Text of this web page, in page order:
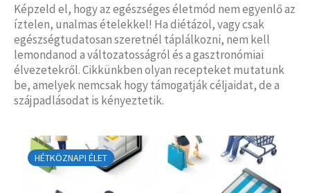
Képzeld el, hogy az egészséges életmód nem egyenlő az
íztelen, unalmas ételekkel! Ha diétázol, vagy csak
egészségtudatosan szeretnél táplálkozni, nem kell
lemondanod a változatosságról és a gasztronómiai
élvezetekről. Cikkünkben olyan recepteket mutatunk
be, amelyek nemcsak hogy támogatják céljaidat, de a
szájpadlásodat is kényeztetik.
HÉTKÖZNAPI ÉLET